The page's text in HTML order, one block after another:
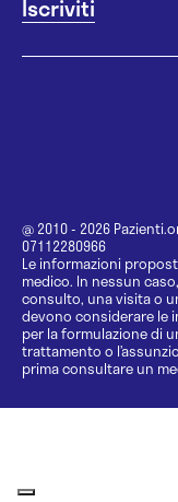
@ 2010 - 2026
07112280966
Le informazioni
medico. In nessun
consulto, una visita o
devono considerare le
per la formulazione di
trattamento o
prima consultare un